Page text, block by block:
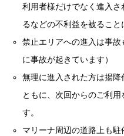
利用者様だけでなく進入
るなどの不利益を被ること
禁止エリアへの進入は事
に事故が起きています）
無理に進入された方は揚
ともに、次回からのご利
す。
マリーナ周辺の道路上も